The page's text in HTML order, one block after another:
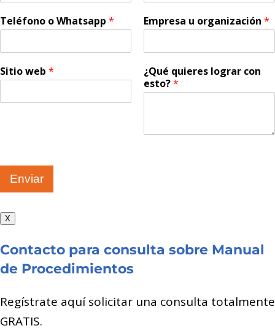
Teléfono o Whatsapp * Empresa u organización *
Sitio web *
¿Qué quieres lograr con
esto?*
Enviar
X
Contacto para consulta sobre Manual
de Procedimientos
Regístrate aquí solicitar una consulta totalmente
GRATIS.